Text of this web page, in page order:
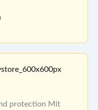
protection Mit